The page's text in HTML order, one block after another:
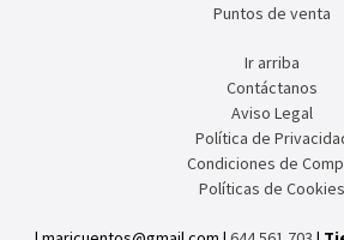
Puntos de venta
Ir arriba
Contáctanos
Aviso Legal
Política de
Condiciones de
Políticas de Cookies